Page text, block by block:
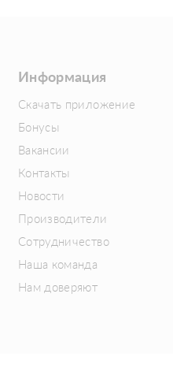
Информация
Скачать приложение
Бонусы
Вакансии
Контакты
Новости
Производители
Сотрудничество
Наша команда
Нам доверяют